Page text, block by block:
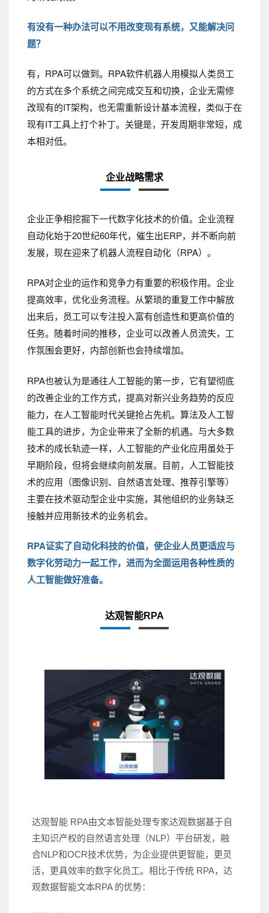
有没有一种办法可以不用改变现有系统，又能解决问
题？
有，RPA可以做到。RPA软件机器人用模拟人类员工
的方式在多个系统之间完成交互和切换，企业无需修
改现有的IT架构，也无需重新设计基本流程，类似于在
现有IT工具上打个补丁。关键是，开发周期非常短，成
本相对低。
企业战略需求
企业正争相挖掘下一代数字化技术的价值。企业流程
自动化始于20世纪60年代，催生出ERP，并不断向前
发展，现在迎来了机器人流程自动化（RPA）。
RPA对企业的运作和竞争力有重要的积极作用。企业
提高效率，优化业务流程。从繁琐的重复工作中解放
出来后，员工可以专注投入富有创造性和更高价值的
任务。随着时间的推移，企业可以改善人员流失，工
作氛围会更好，内部创新也会持续增加。
RPA也被认为是通往人工智能的第一步，它有望彻底
的改善企业的工作方式，提高对新兴业务趋势的反应
能力，在人工智能时代关键抢占先机。算法及人工智
能工具的进步，为企业带来了全新的机遇。与大多数
技术的成长轨迹一样，人工智能的产业化应用虽处于
早期阶段，但将会继续向前发展。目前，人工智能技
术的应用（图像识别、自然语言处理、推荐引擎等）
主要在技术驱动型企业中实施，其他组织的业务缺乏
接触并应用新技术的业务机会。
RPA证实了自动化科技的价值，使企业人员更适应与
数字化劳动力一起工作，进而为全面运用各种性质的
人工智能做好准备。
达观智能RPA
达观智能 RPA由文本智能处理专家达观数据基于自
主知识产权的自然语言处理（NLP）平台研发，融
合NLP和OCR技术优势，为企业提供更智能，更灵
活，更具效率的数字化员工。相比于传统 RPA，达
观数据智能文本RPA 的优势：